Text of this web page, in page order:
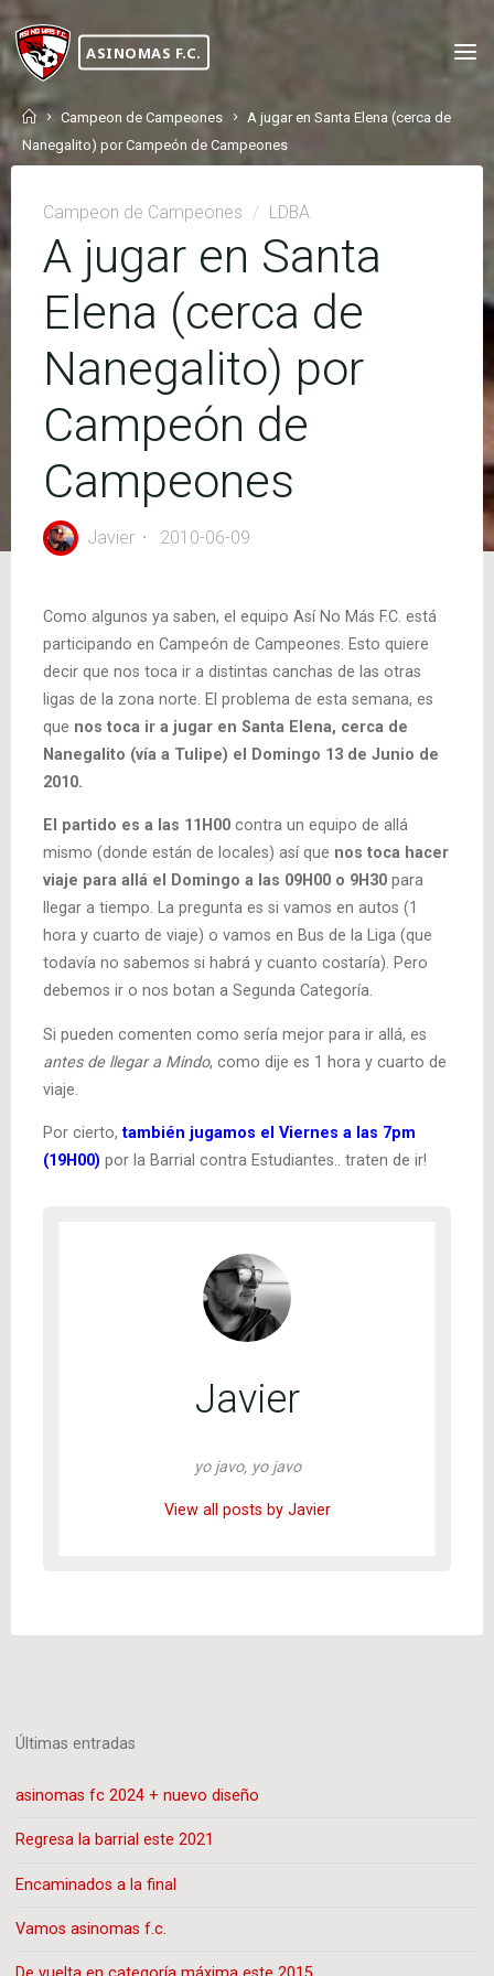
Skip
to
content
ASINOMAS F.C.
HomeCampeon de Campeones
A jugar en Santa Elena (cerca de
Nanegalito) por Campeón de Campeones
Campeon de Campeones / LDBA
A jugar en Santa
Elena (cerca de
Nanegalito) por
Campeón de
Campeones
Javier 2010-06-09
Como algunos ya saben, el equipo Así No Más F.C. está
participando en Campeón de Campeones. Esto quiere
decir que nos toca ir a distintas canchas de las otras
ligas de la zona norte. El problema de esta semana, es
que nos toca ir a jugar en Santa Elena, cerca de
Nanegalito (vía a Tulipe) el Domingo 13 de Junio de
2010.
El partido es a las 11H00contra un equipo de allá
mismo (donde están de locales) así que nos toca hacer
viaje para allá el Domingo a las 09H00 o 9H30para
llegar a tiempo. La pregunta es si vamos en autos (1
hora y cuarto de viaje) o vamos en Bus de la Liga (que
todavía no sabemos si habrá y cuanto costaría). Pero
debemos ir o nos botan a Segunda Categoría.
Si pueden comenten como sería mejor para ir allá, es
antes de llegar a Mindo, como dije es 1 hora y cuarto de
viaje.
Por cierto, también jugamos el Viernes a las 7pm
(19H00) por la Barrial contra Estudiantes.. traten de ir!
Javier
yo javo, yo javo
View all posts by Javier
Últimas entradas
asinomas fc 2024 + nuevo diseño
Regresa la barrial este 2021
Encaminados a la final
Vamos asinomas f.c.